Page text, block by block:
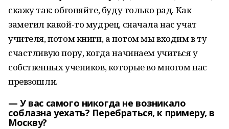
скажу так: обгоняйте, буду только рад. Как
заметил какой-то мудрец, сначала нас учат
учителя, потом книги, а потом мы входим в ту
счастливую пору, когда начинаем учиться у
собственных учеников, которые во многом нас
превзошли.
— У вас самого никогда не возникало
соблазна уехать? Перебраться, к примеру, в
Москву?